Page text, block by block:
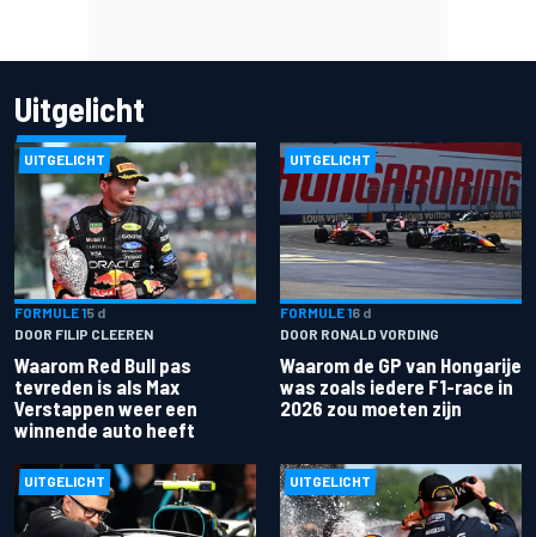
Uitgelicht
UITGELICHT
FORMULE 15 d
DOOR FILIP CLEEREN
Waarom Red Bull pas
tevreden is als Max
Verstappen weer een
winnende auto heeft
UITGELICHT
FORMULE 16 d
DOOR RONALD VORDING
Waarom de GP van Hongarije
was zoals iedere F1-race in
2026 zou moeten zijn
UITGELICHT UITGELICHT